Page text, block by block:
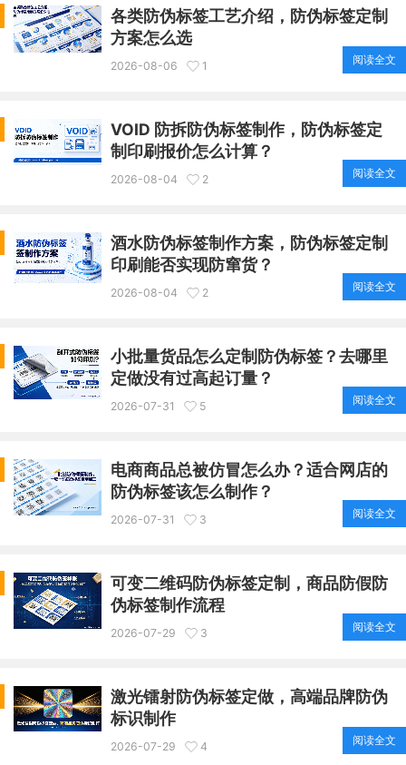
各类防伪标签工艺介绍，防伪标签定制
方案怎么选
阅读全文
2026-08-06 1
VOID 防拆防伪标签制作，防伪标签定
制印刷报价怎么计算？
阅读全文
2026-08-04 2
酒水防伪标签制作方案，防伪标签定制
印刷能否实现防窜货？
阅读全文
2026-08-04 2
小批量货品怎么定制防伪标签？去哪里
定做没有过高起订量？
阅读全文
2026-07-31 5
电商商品总被仿冒怎么办？适合网店的
防伪标签该怎么制作？
阅读全文
2026-07-31 3
可变二维码防伪标签定制，商品防假防
伪标签制作流程
阅读全文
2026-07-29 3
激光镭射防伪标签定做，高端品牌防伪
标识制作
阅读全文
2026-07-29 4